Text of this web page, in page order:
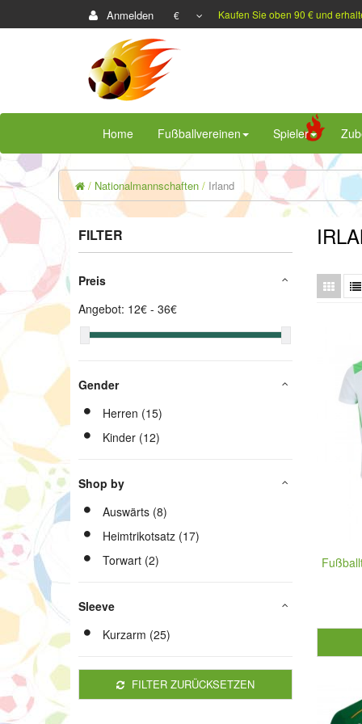
Anmelden € Kaufen Sie oben 90 € und
Home Fußballvereinen Spieler
Nationalmannschaften Irland
FILTER
Preis
Angebot: 12€ - 36€
Gender
Herren (15)
Kinder (12)
Shop by
Auswärts (8)
Heimtrikotsatz (17)
Torwart (2)
Sleeve
Kurzarm (25)
FILTER ZURÜCKSETZEN